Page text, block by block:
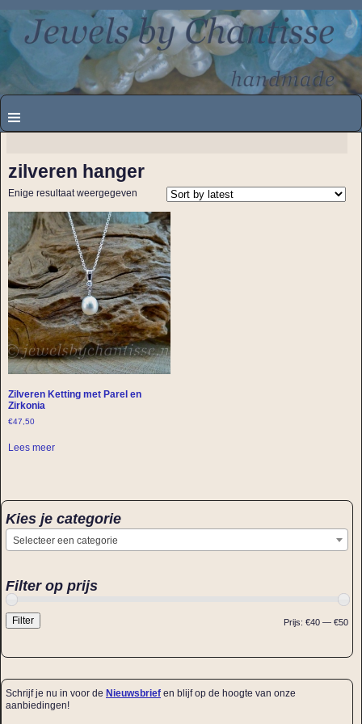
zilveren hanger
Enige resultaat weergegeven
Zilveren Ketting met Parel en
Zirkonia
€47,50
Lees meer
Kies je categorie
Selecteer een categorie
Filter op prijs
Filter Prijs: €40 — €50
Schrijf je nu in voor de Nieuwsbrief en blijf op de hoogte van onze
aanbiedingen!